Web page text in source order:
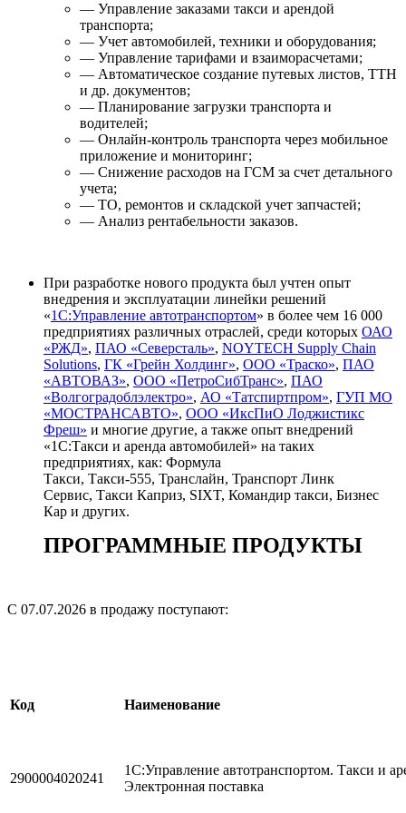
— Управление заказами такси и арендой
транспорта;
— Учет автомобилей, техники и оборудования;
— Управление тарифами и взаиморасчетами;
— Автоматическое создание путевых листов, ТТН
и др. документов;
— Планирование загрузки транспорта и
водителей;
— Онлайн-контроль транспорта через мобильное
приложение и мониторинг;
— Снижение расходов на ГСМ за счет детального
учета;
— ТО, ремонтов и складской учет запчастей;
— Анализ рентабельности заказов.
При разработке нового продукта был учтен опыт
внедрения и эксплуатации линейки решений
«1С:Управление автотранспортом» в более чем 16 000
предприятиях различных отраслей, среди которых ОАО
«РЖД», ПАО «Северсталь», NOYTECH Supply Chain
Solutions, ГК «Грейн Холдинг», ООО «Траско», ПАО
«АВТОВАЗ», ООО «ПетроСибТранс», ПАО
«Волгоградоблэлектро», АО «Татспиртпром», ГУП МО
«МОСТРАНСАВТО», ООО «ИксПиО Лоджистикс
Фреш» и многие другие, а также опыт внедрений
«1С:Такси и аренда автомобилей» на таких
предприятиях, как: Формула
Такси, Такси-555, Транслайн, Транспорт Линк
Сервис, Такси Каприз, SIXT, Командир такси, Бизнес
Кар и других.
ПРОГРАММНЫЕ ПРОДУКТЫ
С 07.07.2026 в продажу поступают:
Код Наименование
2900004020241
1С:Управление автотранспортом. Такси и
Электронная поставка